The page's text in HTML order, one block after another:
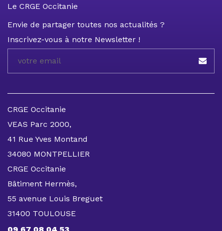
Le CRGE Occitanie
Envie de partager toutes nos actualités ?
Inscrivez-vous à notre Newsletter !
CRGE Occitanie
VEAS Parc 2000,
41 Rue Yves Montand
34080 MONTPELLIER
CRGE Occitanie
Bâtiment Hermès,
55 avenue Louis Breguet
31400 TOULOUSE